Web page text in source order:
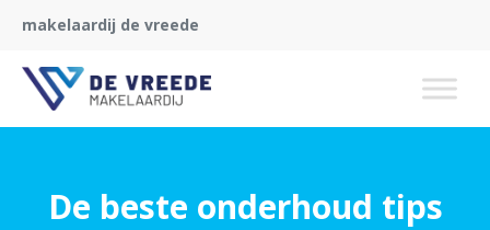
makelaardij de vreede
De beste onderhoud tips